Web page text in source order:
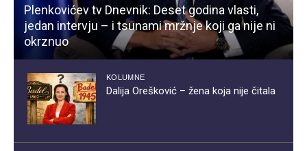
Plenkovićev tv Dnevnik: Deset godina vlasti,
jedan intervju – i tsunami mržnje koji ga nije ni
okrznuo
KOLUMNE
Dalija Orešković – žena koja nije čitala